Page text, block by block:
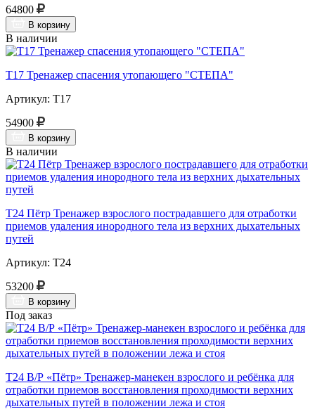
64800
В корзину
В наличии
Т17 Тренажер спасения утопающего "СТЕПА"
Артикул: Т17
54900
В корзину
В наличии
Т24 Пётр Тренажер взрослого пострадавшего для отработки
приемов удаления инородного тела из верхних дыхательных
путей
Артикул: Т24
53200
В корзину
Под заказ
Т24 В/Р «Пётр» Тренажер-манекен взрослого и ребёнка для
отработки приемов восстановления проходимости верхних
дыхательных путей в положении лежа и стоя